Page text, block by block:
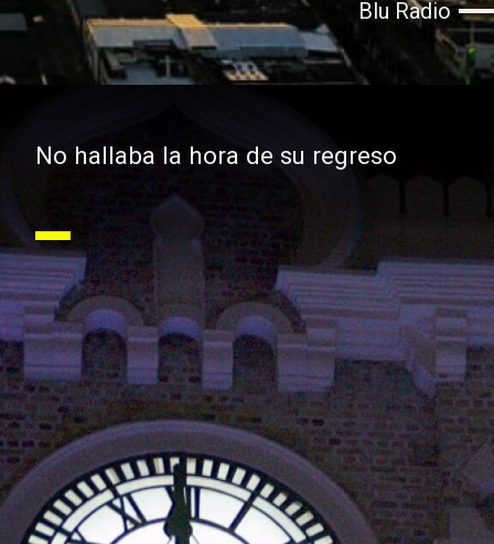
Blu Radio
No hallaba la hora de su regreso